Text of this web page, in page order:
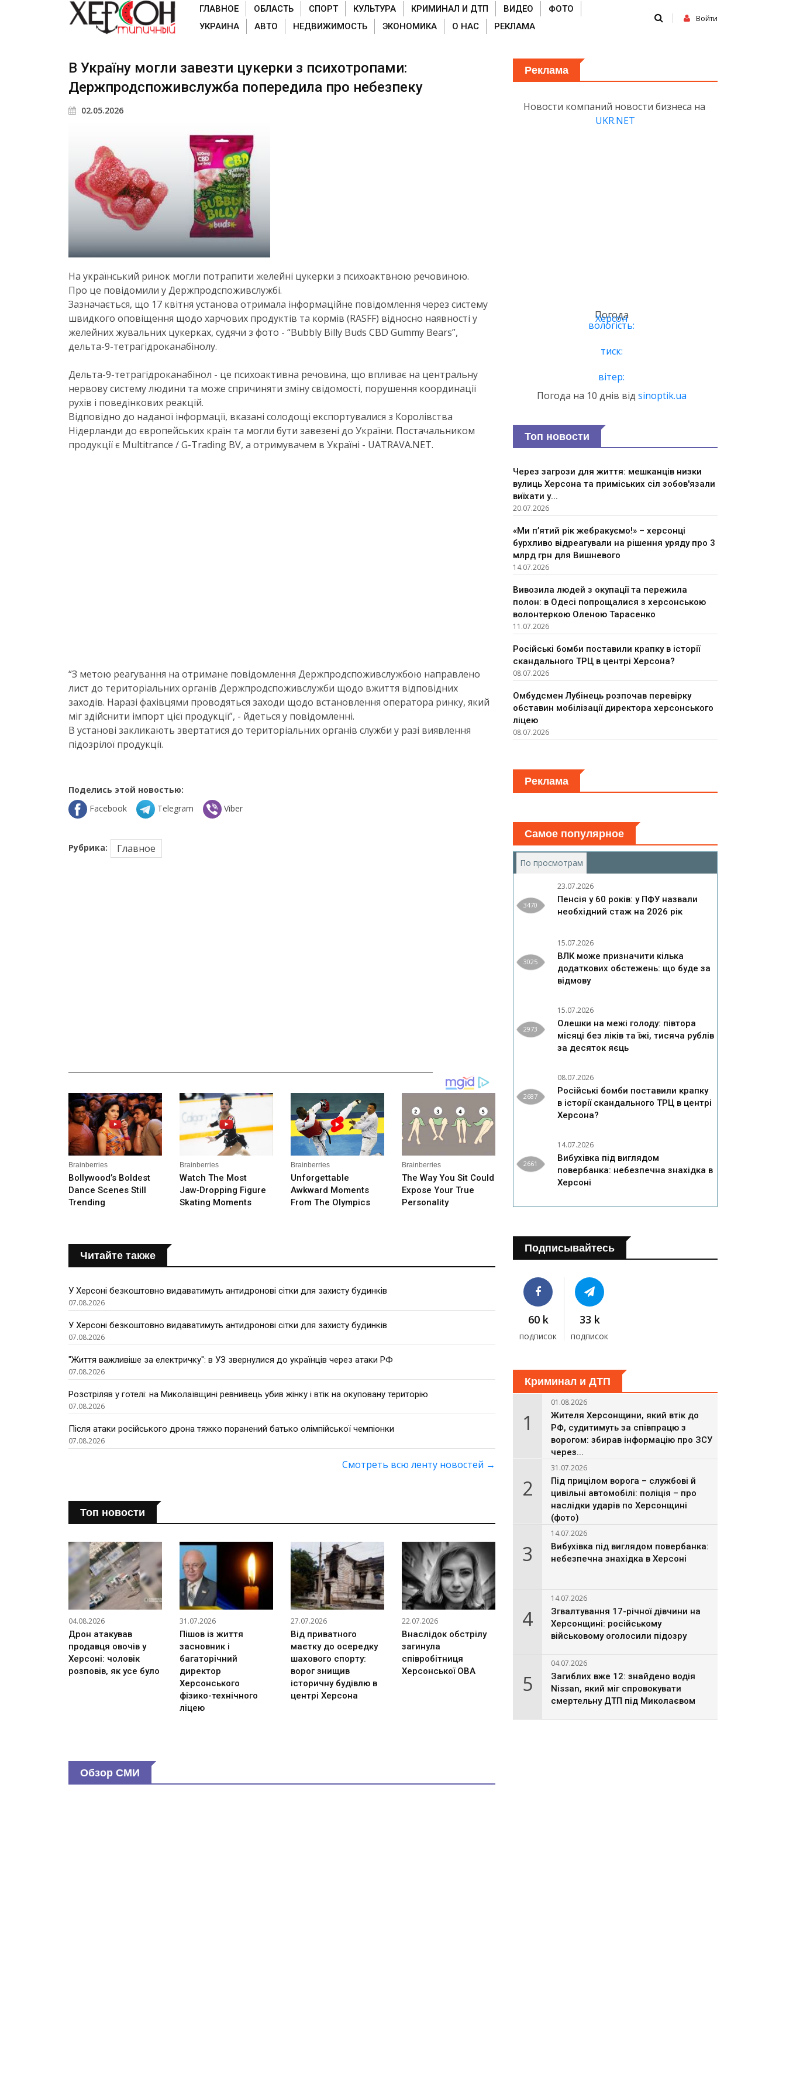
ГЛАВНОЕ ОБЛАСТЬ СПОРТ КУЛЬТУРА КРИМИНАЛ И ДТП ВИДЕО
ФОТО
УКРАИНА
АВТО НЕДВИЖИМОСТЬ ЭКОНОМИКА О НАС РЕКЛАМА
Войти
В Україну могли завезти цукерки з психотропами:
Держпродспоживслужба попередила про небезпеку
02.05.2026
На український ринок могли потрапити желейні цукерки з психоактвною речовиною.
Про це повідомили у Держпродспоживслужбі.
Зазначається, що 17 квітня установа отримала інформаційне повідомлення через систему
швидкого оповіщення щодо харчових продуктів та кормів (RASFF) відносно наявності у
желейних жувальних цукерках, судячи з фото - “Bubbly Billy Buds CBD Gummy Bears”,
дельта-9-тетрагідроканабінолу.
Дельта-9-тетрагідроканабінол - це психоактивна речовина, що впливає на центральну
нервову систему людини та може спричиняти зміну свідомості, порушення координації
рухів і поведінкових реакцій.
Відповідно до наданої інформації, вказані солодощі експортувалися з Королівства
Нідерланди до європейських країн та могли бути завезені до України. Постачальником
продукції є Multitrance / G-Trading BV, а отримувачем в Україні - UATRAVA.NET.
“З метою реагування на отримане повідомлення Держпродспоживслужбою направлено
лист до територіальних органів Держпродспоживслужби щодо вжиття відповідних
заходів. Наразі фахівцями проводяться заходи щодо встановлення оператора ринку, який
міг здійснити імпорт цієї продукції”, - йдеться у повідомленні.
В установі закликають звертатися до територіальних органів служби у разі виявлення
підозрілої продукції.
Поделись этой новостью:
Facebook
Telegram Viber
Рубрика: Главное
Читайте также
У Херсоні безкоштовно видаватимуть антидронові сітки для захисту будинків
07.08.2026
У Херсоні безкоштовно видаватимуть антидронові сітки для захисту будинків
07.08.2026
"Життя важливіше за електричку": в УЗ звернулися до українців через атаки РФ
07.08.2026
Розстріляв у готелі: на Миколаївщині ревнивець убив жінку і втік на окуповану територію
07.08.2026
Після атаки російського дрона тяжко поранений батько олімпійської чемпіонки
07.08.2026
Смотреть всю ленту новостей →
Топ новости
04.08.2026
Дрон атакував
продавця овочів у
Херсоні: чоловік
розповів, як усе було
31.07.2026
Пішов із життя
засновник і
багаторічний
директор
Херсонського
фізико-технічного
ліцею
27.07.2026
Від приватного
маєтку до осередку
шахового спорту:
ворог знищив
історичну будівлю в
центрі Херсона
22.07.2026
Внаслідок обстрілу
загинула
співробітниця
Херсонської ОВА
Обзор СМИ
Реклама
Новости компаний новости бизнеса на
UKR.NET
Погода
Херсон
вологість:
тиск:
вітер:
Погода на 10 днів від sinoptik.ua
Топ новости
Через загрози для життя: мешканців низки
вулиць Херсона та приміських сіл зобов'язали
виїхати у...
20.07.2026
«Ми п’ятий рік жебракуємо!» – херсонці
бурхливо відреагували на рішення уряду про 3
млрд грн для Вишневого
14.07.2026
Вивозила людей з окупації та пережила
полон: в Одесі попрощалися з херсонською
волонтеркою Оленою Тарасенко
11.07.2026
Російські бомби поставили крапку в історії
скандального ТРЦ в центрі Херсона?
08.07.2026
Омбудсмен Лубінець розпочав перевірку
обставин мобілізації директора херсонського
ліцею
08.07.2026
Реклама
Самое популярное
По просмотрам
3470
23.07.2026
Пенсія у 60 років: у ПФУ назвали
необхідний стаж на 2026 рік
3025
15.07.2026
ВЛК може призначити кілька
додаткових обстежень: що буде за
відмову
2973
15.07.2026
Олешки на межі голоду: півтора
місяці без ліків та їжі, тисяча рублів
за десяток яєць
2687
08.07.2026
Російські бомби поставили крапку
в історії скандального ТРЦ в центрі
Херсона?
2661
14.07.2026
Вибухівка під виглядом
повербанка: небезпечна знахідка в
Херсоні
Подписывайтесь
60 k
подписок
33 k
подписок
Криминал и ДТП
1
01.08.2026
Жителя Херсонщини, який втік до
РФ, судитимуть за співпрацю з
ворогом: збирав інформацію про ЗСУ
через...
2
31.07.2026
Під прицілом ворога – службові й
цивільні автомобілі: поліція – про
наслідки ударів по Херсонщині
(фото)
3
14.07.2026
Вибухівка під виглядом повербанка:
небезпечна знахідка в Херсоні
4
14.07.2026
Згвалтування 17-річної дівчини на
Херсонщині: російському
військовому оголосили підозру
5
04.07.2026
Загиблих вже 12: знайдено водія
Nissan, який міг спровокувати
смертельну ДТП під Миколаєвом